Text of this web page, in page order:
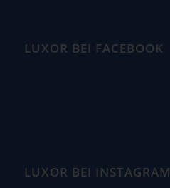
LUXOR BEI FACEBOOK
LUXOR BEI INSTAGRAM